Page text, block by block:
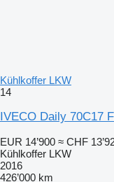
Kühlkoffer LKW
14
IVECO Daily 70C17
EUR 14’900 ≈ CHF
Kühlkoffer LKW
2016
426’000 km